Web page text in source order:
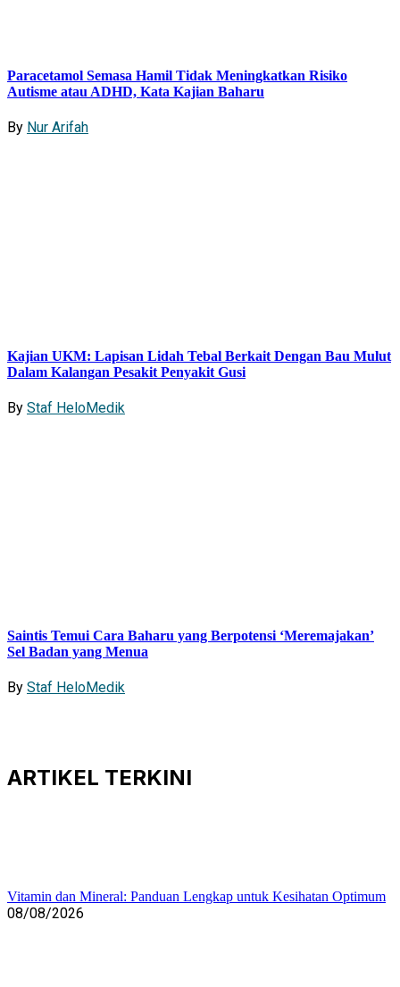
Paracetamol Semasa Hamil Tidak Meningkatkan Risiko
Autisme atau ADHD, Kata Kajian Baharu
By Nur Arifah
Kajian UKM: Lapisan Lidah Tebal Berkait Dengan Bau Mulut
Dalam Kalangan Pesakit Penyakit Gusi
By Staf HeloMedik
Saintis Temui Cara Baharu yang Berpotensi ‘Meremajakan’
Sel Badan yang Menua
By Staf HeloMedik
ARTIKEL TERKINI
Vitamin dan Mineral: Panduan Lengkap untuk Kesihatan Optimum
08/08/2026